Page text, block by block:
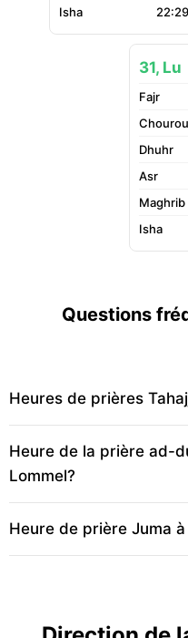
22:29
31, Lu
Questions
Heures de prières
Heure de la prière ad-
Lommel?
Heure de prière Juma à